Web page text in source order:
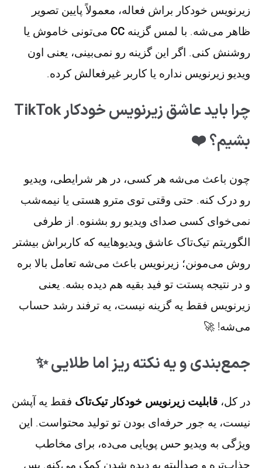
زیرنویس خودکار براش فعاله، معمولاً پایین تصویر
ظاهر می‌شه. با لمس گزینه CC می‌تونی خاموش یا
روشنش کنی. اگر این گزینه رو نمی‌بینی، یعنی اون
ویدیو زیرنویس نداره یا کاربر غیرفعالش کرده.
چرا باید عاشق زیرنویس خودکار TikTok
بشیم؟ ❤️
چون باعث می‌شه هر کسی، در هر شرایطی، ویدیو
رو درک کنه. حتی وقتی توی مترو هستی یا نیمه‌شب
نمی‌خوای کسی صدای ویدیو رو بشنوه. از طرفی
الگوریتم تیک‌تاک عاشق ویدیوهاییه که کاربراش بیشتر
روش می‌مونن؛ زیرنویس باعث می‌شه تعامل بالا بره
و در نتیجه پستت تو فید بقیه هم دیده بشه. یعنی
زیرنویس فقط یه گزینه نیست، یه ترفند رشد حساب
می‌شه! 🚀
جمع‌بندی و یه نکته ریز اما طلایی ✨
در کل، قابلیت زیرنویس خودکار تیک‌تاک فقط یه آپشن
نیست، یه جور حرفه‌ای بودن تو تولید محتواست. این
ویژگی به ویدیو حس پویایی می‌ده، برای مخاطب
جذاب‌تره و صدالبته به دیده شدن کمک می‌کنه. پس